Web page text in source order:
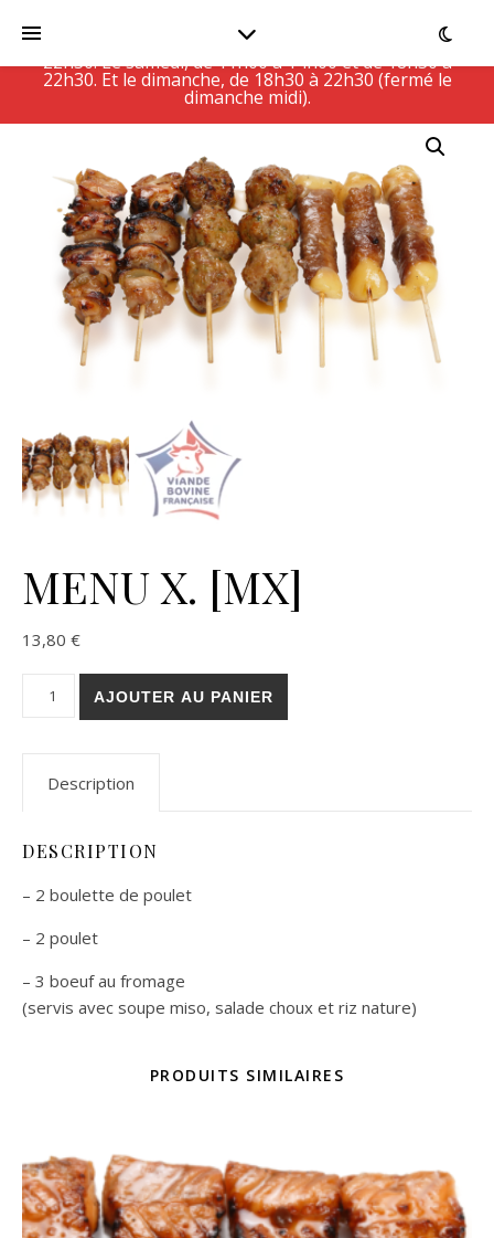
MENU X. [MX]
13,80 €
quantité de MENU X. [MX]
AJOUTER AU PANIER
Description
DESCRIPTION
– 2 boulette de poulet
– 2 poulet
– 3 boeuf au fromage
(servis avec soupe miso, salade choux et riz nature)
PRODUITS SIMILAIRES
Le Restaurant est actuellement fermé, ouvert Du
lundi au vendredi, de 11h00 à 14h30 et de 18h30 à
22h30. Le samedi, de 11h00 à 14h00 et de 18h30 à
22h30. Et le dimanche, de 18h30 à 22h30 (fermé le
dimanche midi).